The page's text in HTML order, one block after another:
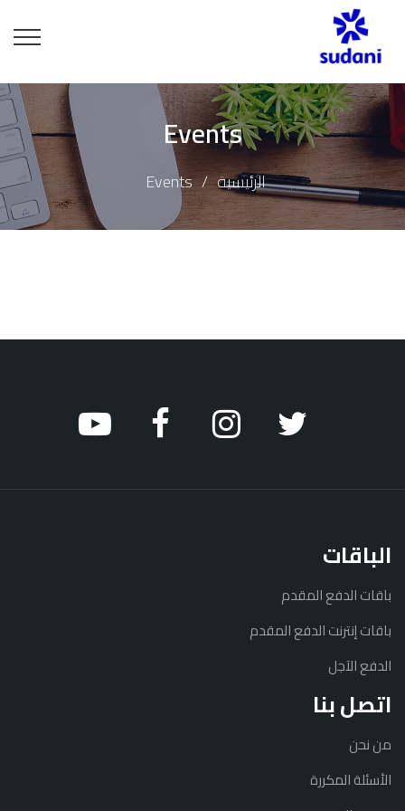
Events
الرئيسية Events
الباقات
باقات الدفع المقدم
باقات إنترنت الدفع المقدم
الدفع الآجل
اتصل بنا
من نحن
الأسئلة المكررة